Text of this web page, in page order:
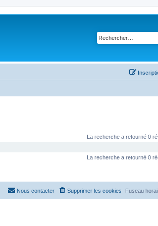
La recherche a retourné 0
La recherche a retourné 0
Fuseau
Supprimer les cookies
Nous contacter